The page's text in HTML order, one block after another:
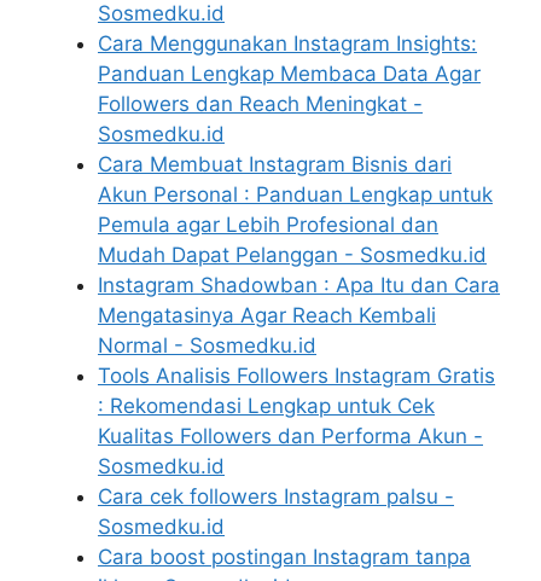
Sosmedku.id
Cara Menggunakan Instagram Insights:
Panduan Lengkap Membaca Data Agar
Followers dan Reach Meningkat -
Sosmedku.id
Cara Membuat Instagram Bisnis dari
Akun Personal : Panduan Lengkap untuk
Pemula agar Lebih Profesional dan
Mudah Dapat Pelanggan - Sosmedku.id
Instagram Shadowban : Apa Itu dan Cara
Mengatasinya Agar Reach Kembali
Normal - Sosmedku.id
Tools Analisis Followers Instagram Gratis
: Rekomendasi Lengkap untuk Cek
Kualitas Followers dan Performa Akun -
Sosmedku.id
Cara cek followers Instagram palsu -
Sosmedku.id
Cara boost postingan Instagram tanpa